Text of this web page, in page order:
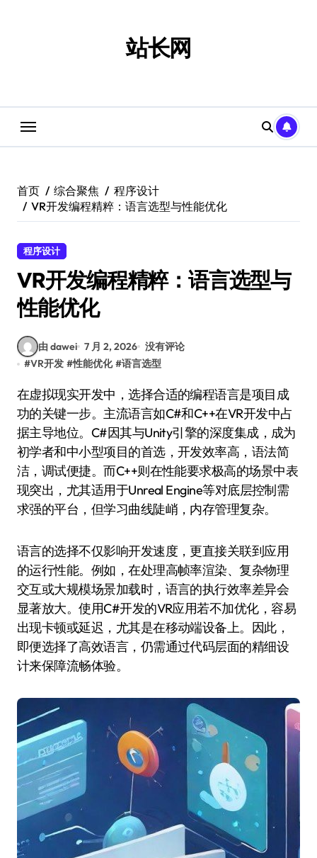
站长网
首页 综合聚焦
程序设计
VR开发编程精粹：语言选型与性能优化
程序设计
VR开发编程精粹：语言选型与
性能优化
由 dawei 7 月 2, 2026 没有评论
#VR开发 #性能优化 #语言选型
在虚拟现实开发中，选择合适的编程语言是项目成
功的关键一步。主流语言如C#和C++在VR开发中占
据主导地位。C#因其与Unity引擎的深度集成，成为
初学者和中小型项目的首选，开发效率高，语法简
洁，调试便捷。而C++则在性能要求极高的场景中表
现突出，尤其适用于Unreal Engine等对底层控制需
求强的平台，但学习曲线陡峭，内存管理复杂。
语言的选择不仅影响开发速度，更直接关联到应用
的运行性能。例如，在处理高帧率渲染、复杂物理
交互或大规模场景加载时，语言的执行效率差异会
显著放大。使用C#开发的VR应用若不加优化，容易
出现卡顿或延迟，尤其是在移动端设备上。因此，
即便选择了高效语言，仍需通过代码层面的精细设
计来保障流畅体验。